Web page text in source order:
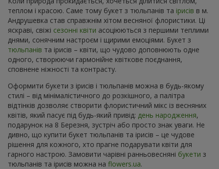
теплом і красою. Саме тому букет з тюльпанів та ірисів в м.
Андрушевка став справжнім хітом весняної флористики. Ці
яскраві, свіжі сезонні квіти асоціюються з першими теплими
днями, сонячним настроєм і щирими емоціями. Букет з
тюльпанів та ірисів – квіти, що чудово доповнюють одне
одного, створюючи гармонійне квіткове поєднання,
сповнене ніжності та контрасту.
Оформити букети з ірисів і тюльпанів можна в будь-якому
стилі – від мінімалістичного до розкішного, а палітра
відтінків дозволяє створити флористичний мікс із весняних
квітів, який пасує під будь-який привід: день народження,
подарунок на 8 Березня, зустріч або просто знак уваги. Не
дивно, що купити букет тюльпанів та ірисів – це чудове
рішення для кожного, хто прагне подарувати квіти для
гарного настрою. Замовити чарівні ранньовесняні букети з
тюльпанів та ірисів можна на flowers.ua.